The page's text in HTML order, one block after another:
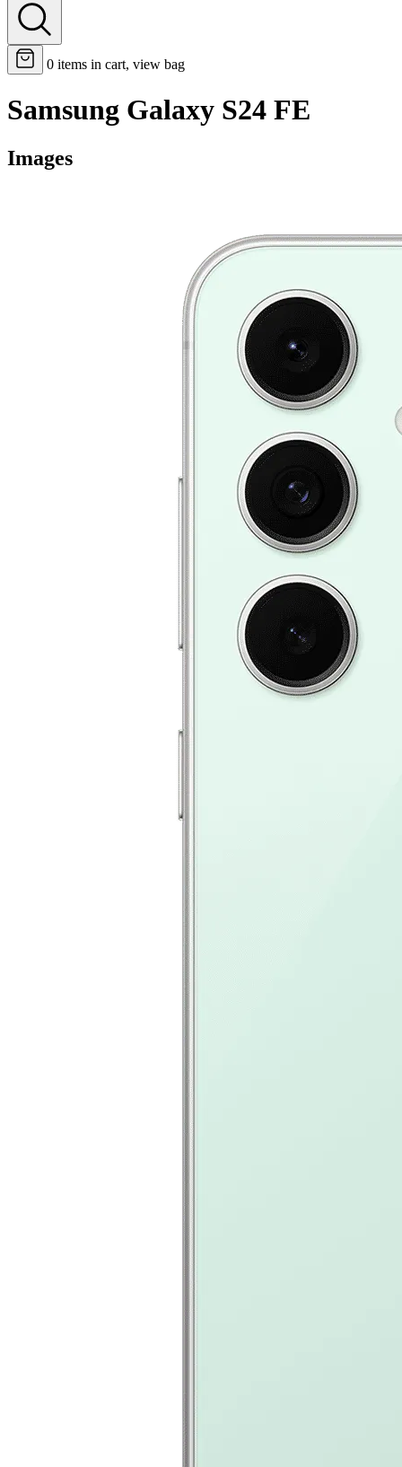
0 items in cart, view bag
Samsung Galaxy S24 FE
Images